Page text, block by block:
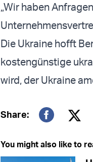
„Wir haben
Die Ukraine hofft
kostengünstige
wird, der Ukraine
Share:
You might also like to